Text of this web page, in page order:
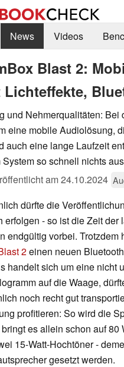
News Videos
Blast 2:
und Nehmerqualitäten: Bei
eine mobile Audiolösung,
auch eine lange Laufzeit
so schnell nichts
am24.10.2024
dürfte die
erfolgen - so ist die Zeit der
endgültig vorbei. Trotzdem
2einen neuen
handelt sich um eine nicht
auf die Waage,
noch recht gut
profitieren: So wird die
es allein schon auf
15-Watt-Hochtöner -
gesetzt werden.